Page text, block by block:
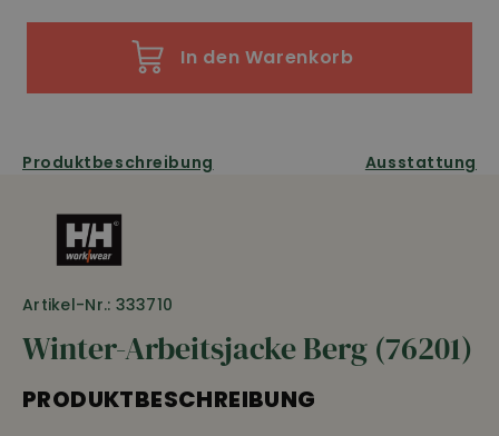
In den Warenkorb
Produktbeschreibung Ausstattung
Artikel-Nr.: 333710
Winter-Arbeitsjacke Berg (76201)
PRODUKTBESCHREIBUNG